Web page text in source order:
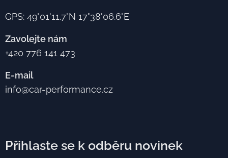
GPS: 49°01'11.7"N 17°38'06.6"E
Zavolejte nám
+420 776 141 473
E-mail
info@car-performance.cz
Přihlaste se k odběru novinek